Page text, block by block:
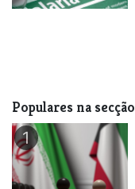
Populares na secção
1